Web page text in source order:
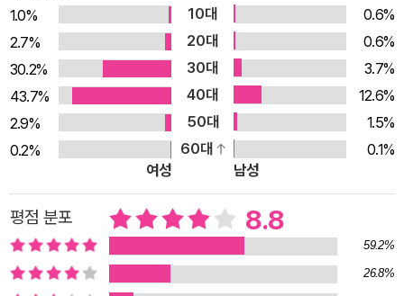
행복합니다.
1.0% 10대
0.6%
2.7%
20대
0.6%
30.2%
30대
3.7%
43.7%
40대
12.6%
2.9%
50대
1.5%
0.2%
60대
0.1%
여성
남성
평점 분포 8.8
59.2%
26.8%